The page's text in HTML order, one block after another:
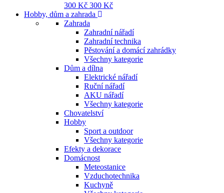
300 Kč 300 Kč
Hobby, dům a zahrada
Zahrada
Zahradní nářadí
Zahradní technika
Pěstování a domácí zahrádky
Všechny kategorie
Dům a dílna
Elektrické nářadí
Ruční nářadí
AKU nářadí
Všechny kategorie
Chovatelství
Hobby
Sport a outdoor
Všechny kategorie
Efekty a dekorace
Domácnost
Meteostanice
Vzduchotechnika
Kuchyně